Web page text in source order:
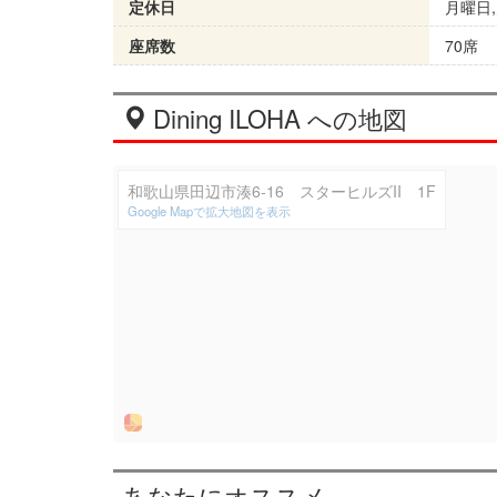
定休日
月曜
座席数
70席
Dining ILOHA への地図
和歌山県田辺市湊6-16 スターヒルズII 1F
Google Mapで拡大地図を表示